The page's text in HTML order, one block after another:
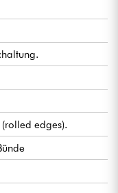
edges).